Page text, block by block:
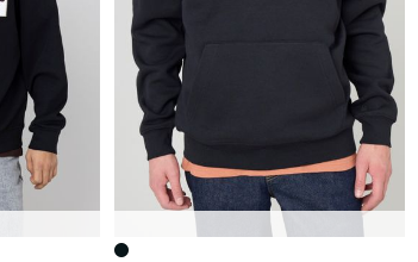
Image précédente
Image suivante